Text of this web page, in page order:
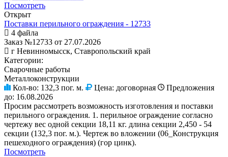
Посмотреть
Открыт
Поставки перильного ограждения - 12733
4 файла
Заказ №12733 от 27.07.2026
г Невинномысск, Ставропольский край
Категории:
Сварочные работы
Металлоконструкции
Кол-во: 132,3 пог. м. Цена: договорная
Предложения
до: 16.08.2026
Просим рассмотреть возможность изготовления и поставки
перильного ограждения. 1. перильное ограждение согласно
чертежу вес одной секции 18,11 кг. длина секции 2,450 - 54
секции (132,3 пог. м.). Чертеж во вложении (06_Конструкция
пешеходного ограждения) (гор цинк).
Посмотреть